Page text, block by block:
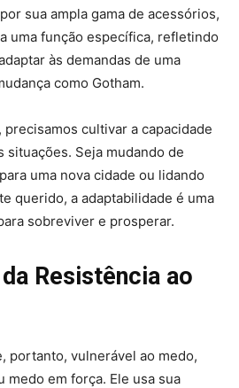
sua ampla gama de acessórios,
uma função específica, refletindo
às demandas de uma
como Gotham.
precisamos cultivar a capacidade
situações. Seja mudando de
uma nova cidade ou lidando
querido, a adaptabilidade é uma
sobreviver e prosperar.
Resistência ao
portanto, vulnerável ao medo,
medo em força. Ele usa sua